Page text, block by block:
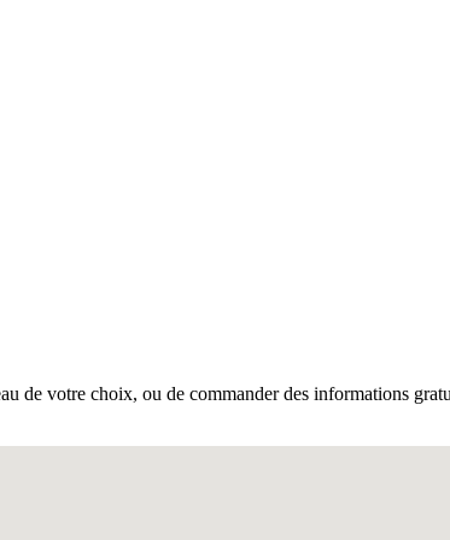
de votre choix, ou de commander des informations